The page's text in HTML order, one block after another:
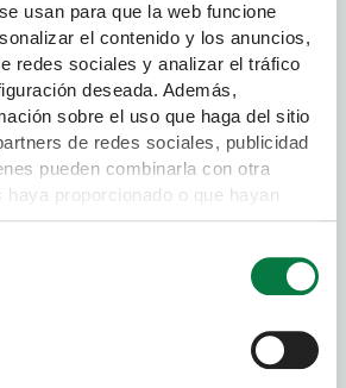
usan para que la web funcione
el contenido y los anuncios,
redes sociales y analizar el tráfico
deseada. Además,
sobre el uso que haga del sitio
de redes sociales, publicidad
pueden combinarla con otra
haya proporcionado o que hayan
uso que haya hecho de sus
cookies.Al pulsar “Permitir
tu oferta
o empresa?*